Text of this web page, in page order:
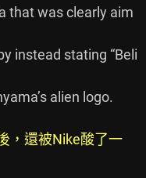
that was clearly aim
instead stating “Beli
，還被Nike酸了一